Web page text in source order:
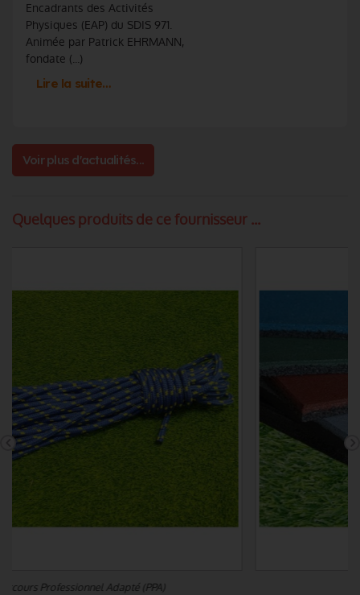
Encadrants des Activités
Physiques (EAP) du SDIS 971.
Animée par Patrick EHRMANN,
fondate (...)
Lire la suite…
Voir plus d'actualités...
Quelques produits de ce fournisseur ...
Matériel de Sport - cardio